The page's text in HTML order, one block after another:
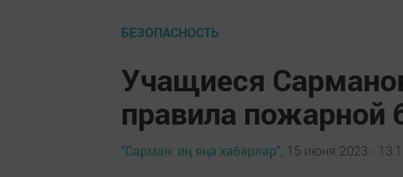
БЕЗОПАСНОСТЬ
Учащиеся
правила пожарной
"Сарман: иң яңа хәбәрләр", 15 июня 2023 -